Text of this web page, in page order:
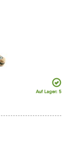
Auf Lager: 5